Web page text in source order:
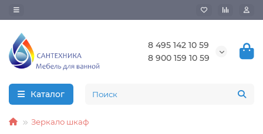
8 495 142 10 59
8 900 159 10 59
Каталог
Зеркало шкаф